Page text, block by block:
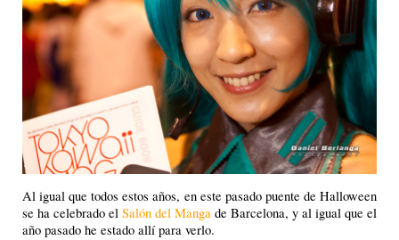
Al igual que todos estos años, en este pasado puente de Halloween
se ha celebrado el Salón del Manga de Barcelona, y al igual que el
año pasado he estado allí para verlo.